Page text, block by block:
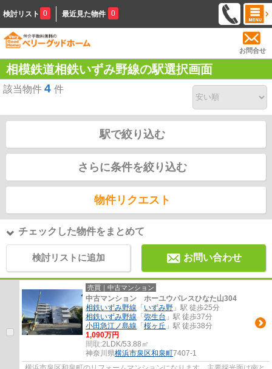
検討リスト 0 最近見た物件 0
お問合せ
相模鉄道相鉄いずみ野線の駅選択画面
該当物件 4 件
駅で絞り込む
さらに条件を絞り込む
物件リクエスト
チェックした物件をまとめて
検討リストに追加 お問い合わせ
売買｜中古マンション
中古マンション ホーユウパレスひなた山304
相鉄いずみ野線 「 いずみ野 」駅 徒歩25分
相鉄いずみ野線 「 弥生台 」駅 徒歩37分
小田急江ノ島線 「 桜ヶ丘 」駅 徒歩38分
1,090万円
間取:2LDK/53.88㎡
神奈川県横浜市泉区和泉町7407-1